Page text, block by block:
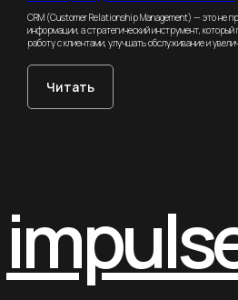
CRM (Customer Relationship Management) — это не
информации, а стратегический инструмент,
работу с клиентами, улучшать обслуживание и
Читать